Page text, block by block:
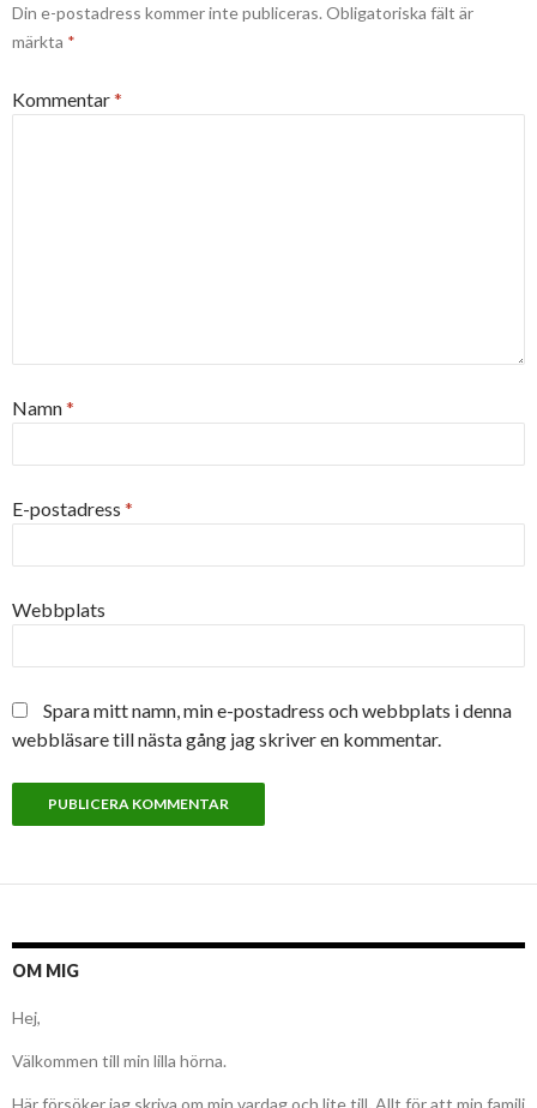
Din e-postadress kommer inte publiceras. Obligatoriska fält är
märkta *
Kommentar*
Namn*
E-postadress *
Webbplats
Spara mitt namn, min e-postadress och webbplats i denna
webbläsare till nästa gång jag skriver en kommentar.
OM MIG
Hej,
Välkommen till min lilla hörna.